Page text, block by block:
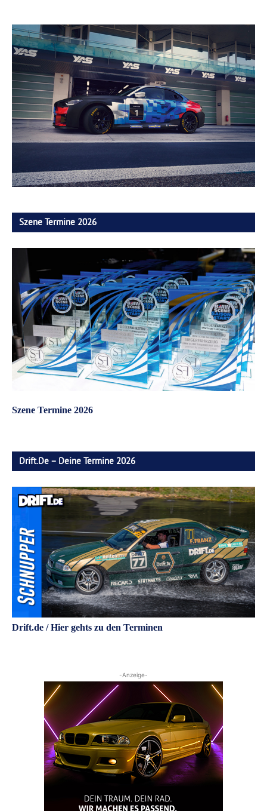
Szene Termine 2026
Szene Termine 2026
Drift.de – Deine Termine 2026
Drift.de / Hier gehts zu den Terminen
-Anzeige-